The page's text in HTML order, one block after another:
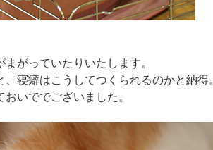
がっていたりいたします。
寝癖はこうしてつくられるのかと納得。
いででございました。